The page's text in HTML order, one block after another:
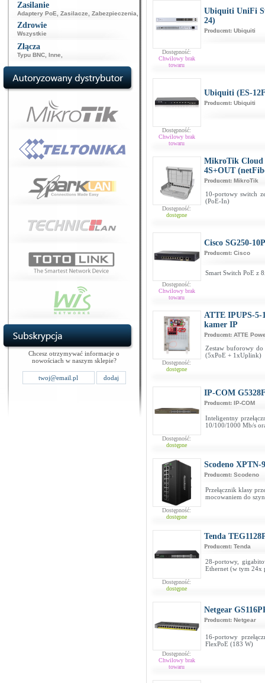
Zasilanie
Adaptery PoE Zasilacze Zabezpieczenia
Zdrowie
Wszystkie
Złącza
Typu BNC Inne
Chcesz otrzymywać informacje o
nowościach w naszym sklepie?
Dostępność:
Chwilowy brak
towaru
Ubiquiti UniFi
24)
Producent: Ubiquiti
Dostępność:
Chwilowy brak
towaru
Ubiquiti (ES-
Producent: Ubiquiti
Dostępność:
dostępne
MikroTik Cloud
4S+OUT
Producent: MikroTik
10-portowy switch
(PoE-In)
Dostępność:
Chwilowy brak
towaru
Cisco SG250-10P
Producent: Cisco
Smart Switch PoE z
Dostępność:
dostępne
ATTE IPUPS-5-
kamer IP
Producent: ATTE
Zestaw buforowy
(5xPoE + 1xUplink)
Dostępność:
dostępne
IP-COM
Producent: IP-COM
Inteligentny
10/100/1000 Mb/s
Dostępność:
dostępne
Scodeno XPTN-
Producent: Scodeno
Przełącznik klasy
mocowaniem do
Dostępność:
dostępne
Tenda
Producent: Tenda
28-portowy,
Ethernet (w tym 24x
Dostępność:
Chwilowy brak
towaru
Netgear
Producent: Netgear
16-portowy
FlexPoE (183 W)